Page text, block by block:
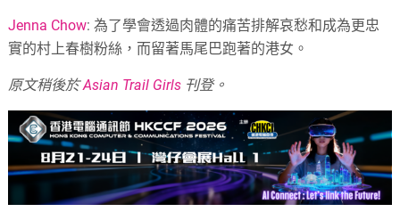
Jenna Chow:為了學會透過肉體的痛苦排解哀愁和成為更忠
實的村上春樹粉絲，而留著馬尾巴跑著的港女。
原文稍後於Asian Trail Girls 刊登。